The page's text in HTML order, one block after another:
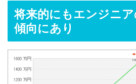
将来的にもエンジニ
傾向にあり